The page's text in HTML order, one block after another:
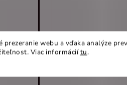
webu a vďaka analýze
. Viac informáciítu.